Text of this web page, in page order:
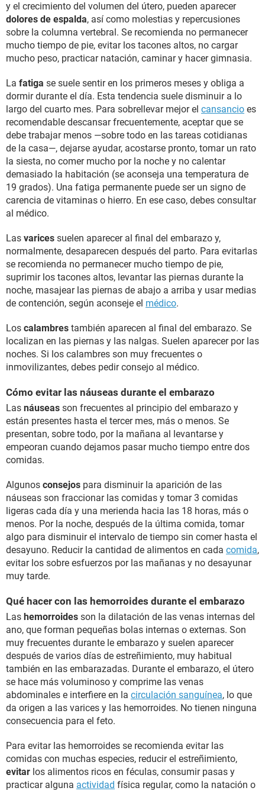
y el crecimiento del volumen del útero, pueden aparecer
dolores de espalda, así como molestias y repercusiones
sobre la columna vertebral. Se recomienda no permanecer
mucho tiempo de pie, evitar los tacones altos, no cargar
mucho peso, practicar natación, caminar y hacer gimnasia.
La fatiga se suele sentir en los primeros meses y obliga a
dormir durante el día. Esta tendencia suele disminuir a lo
largo del cuarto mes. Para sobrellevar mejor el cansancio es
recomendable descansar frecuentemente, aceptar que se
debe trabajar menos —sobre todo en las tareas cotidianas
de la casa—, dejarse ayudar, acostarse pronto, tomar un rato
la siesta, no comer mucho por la noche y no calentar
demasiado la habitación (se aconseja una temperatura de
19 grados). Una fatiga permanente puede ser un signo de
carencia de vitaminas o hierro. En ese caso, debes consultar
al médico.
Las varices suelen aparecer al final del embarazo y,
normalmente, desaparecen después del parto. Para evitarlas
se recomienda no permanecer mucho tiempo de pie,
suprimir los tacones altos, levantar las piernas durante la
noche, masajear las piernas de abajo a arriba y usar medias
de contención, según aconseje el médico.
Los calambres también aparecen al final del embarazo. Se
localizan en las piernas y las nalgas. Suelen aparecer por las
noches. Si los calambres son muy frecuentes o
inmovilizantes, debes pedir consejo al médico.
Cómo evitar las náuseas durante el embarazo
Las náuseas son frecuentes al principio del embarazo y
están presentes hasta el tercer mes, más o menos. Se
presentan, sobre todo, por la mañana al levantarse y
empeoran cuando dejamos pasar mucho tiempo entre dos
comidas.
Algunos consejos para disminuir la aparición de las
náuseas son fraccionar las comidas y tomar 3 comidas
ligeras cada día y una merienda hacia las 18 horas, más o
menos. Por la noche, después de la última comida, tomar
algo para disminuir el intervalo de tiempo sin comer hasta el
desayuno. Reducir la cantidad de alimentos en cada comida,
evitar los sobre esfuerzos por las mañanas y no desayunar
muy tarde.
Qué hacer con las hemorroides durante el embarazo
Las hemorroides son la dilatación de las venas internas del
ano, que forman pequeñas bolas internas o externas. Son
muy frecuentes durante le embarazo y suelen aparecer
después de varios días de estreñimiento, muy habitual
también en las embarazadas. Durante el embarazo, el útero
se hace más voluminoso y comprime las venas
abdominales e interfiere en la circulación sanguínea, lo que
da origen a las varices y las hemorroides. No tienen ninguna
consecuencia para el feto.
Para evitar las hemorroides se recomienda evitar las
comidas con muchas especies, reducir el estreñimiento,
evitar los alimentos ricos en féculas, consumir pasas y
practicar alguna actividad física regular, como la natación o